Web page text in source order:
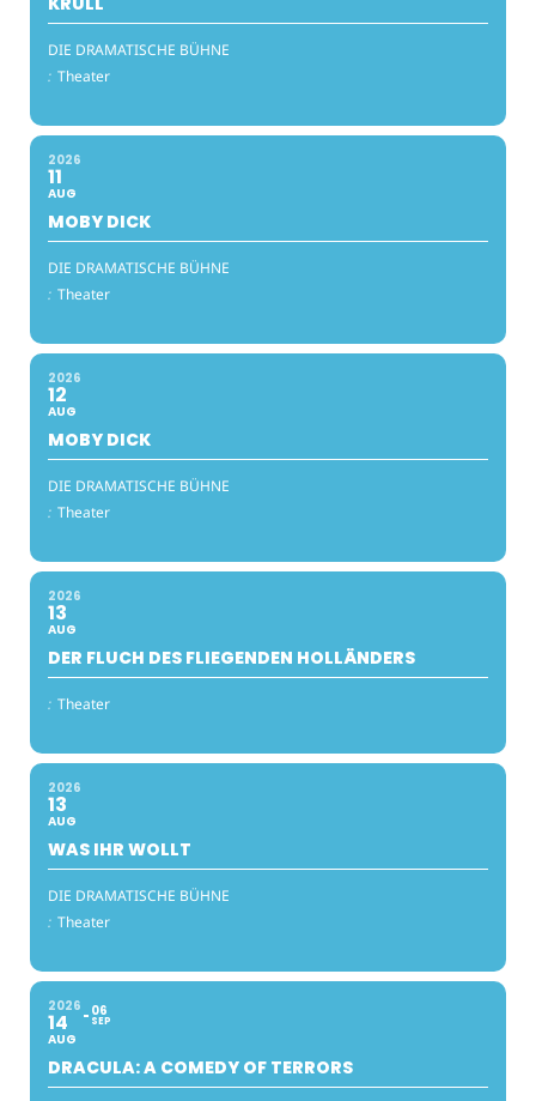
DIE DRAMATISCHE BÜHNE
: Theater
2026
11
AUG
MOBY DICK
DIE DRAMATISCHE BÜHNE
: Theater
2026
12
AUG
MOBY DICK
DIE DRAMATISCHE BÜHNE
: Theater
2026
13
AUG
DER FLUCH DES FLIEGENDEN HOLLÄNDERS
: Theater
2026
13
AUG
WAS IHR WOLLT
DIE DRAMATISCHE BÜHNE
: Theater
2026
14
AUG
06
SEP
DRACULA: A COMEDY OF TERRORS